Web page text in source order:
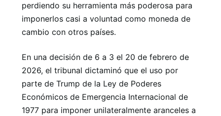
perdiendo su herramienta más poderosa para
imponerlos casi a voluntad como moneda de
cambio con otros países.
En una decisión de 6 a 3 el 20 de febrero de
2026, el tribunal dictaminó que el uso por
parte de Trump de la Ley de Poderes
Económicos de Emergencia Internacional de
1977 para imponer unilateralmente aranceles a